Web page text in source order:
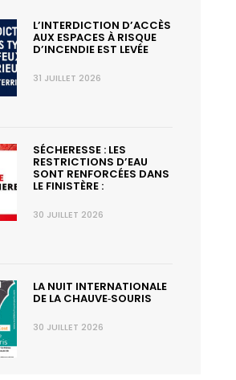
L’INTERDICTION D’ACCÈS
AUX ESPACES À RISQUE
D’INCENDIE EST LEVÉE
31 JUILLET 2026
SÉCHERESSE : LES
RESTRICTIONS D’EAU
SONT RENFORCÉES DANS
LE FINISTÈRE :
30 JUILLET 2026
LA NUIT INTERNATIONALE
DE LA CHAUVE‑SOURIS
30 JUILLET 2026